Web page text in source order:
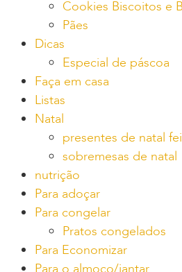
Cookies Biscoitos e
Pães
Dicas
Especial de páscoa
Faça em casa
Listas
Natal
presentes de natal
sobremesas de natal
nutrição
Para adoçar
Para congelar
Pratos congelados
Para Economizar